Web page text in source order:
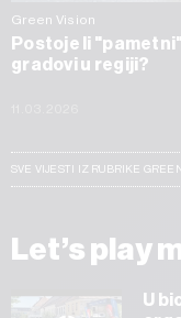
Green Vision
Postoje li
gradovi u regiji?
SVE VIJESTI IZ RUBRIKE
Let’s play
U